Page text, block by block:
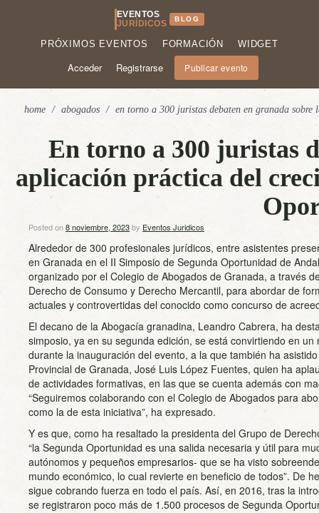
EVENTOS
JURÍDICOS
BLOG
PRÓXIMOS EVENTOS FORMACIÓN WIDGET
Acceder Registrarse Publicar evento
home / abogados / en torno a 300 juristas debaten en granada
En torno a 300 juristas
aplicación práctica del
Posted on8 noviembre, 2023by Eventos Juridicos
Alrededor de 300 profesionales jurídicos, entre asistentes
en Granada en el II Simposio de Segunda Oportunidad de
organizado por el Colegio de Abogados de Granada, a través
Derecho de Consumo y Derecho Mercantil, para abordar de
actuales y controvertidas del conocido como concurso de
El decano de la Abogacía granadina, Leandro Cabrera, ha
simposio, ya en su segunda edición, se está convirtiendo en un
durante la inauguración del evento, a la que también ha
Provincial de Granada, José Luis López Fuentes, quien ha
de actividades formativas, en las que se cuenta además con
“Seguiremos colaborando con el Colegio de Abogados para
como la de esta iniciativa”, ha expresado.
Y es que, como ha resaltado la presidenta del Grupo de
“la Segunda Oportunidad es una salida necesaria y útil para
autónomos y pequeños empresarios- que se ha visto
mundo económico, lo cual revierte en beneficio de todos”. De
sigue cobrando fuerza en todo el país. Así, en 2016, tras la
se registraron poco más de 1.500 procesos de Segunda